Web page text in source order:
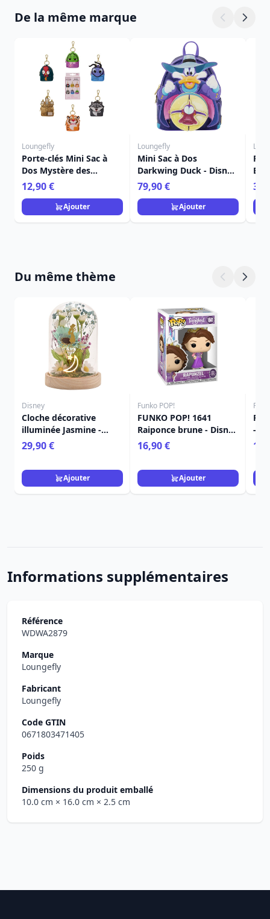
De la même marque
Loungefly
Porte-clés Mini Sac à
Dos Mystère des
Acolytes des Princesses
- Disney Loungefly
12,90 €
Ajouter
Loungefly
Mini Sac à Dos
Darkwing Duck - Disney
Loungefly
79,90 €
Ajouter
Du même thème
Disney
Cloche décorative
illuminée Jasmine -
Disney Pastel Princess
29,90 €
Ajouter
Funko POP!
FUNKO POP! 1641
Raiponce brune - Disney
Raiponce
16,90 €
Ajouter
-
Informations supplémentaires
Référence
WDWA2879
Marque
Loungefly
Fabricant
Loungefly
Code GTIN
0671803471405
Poids
250 g
Dimensions du produit emballé
10.0 cm × 16.0 cm × 2.5 cm